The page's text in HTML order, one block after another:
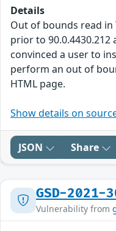
Details
Out of bounds read in
prior to
convinced a user to
perform an out of
HTML page.
Show details on
JSON Share
GSD-2021-
Vulnerability from